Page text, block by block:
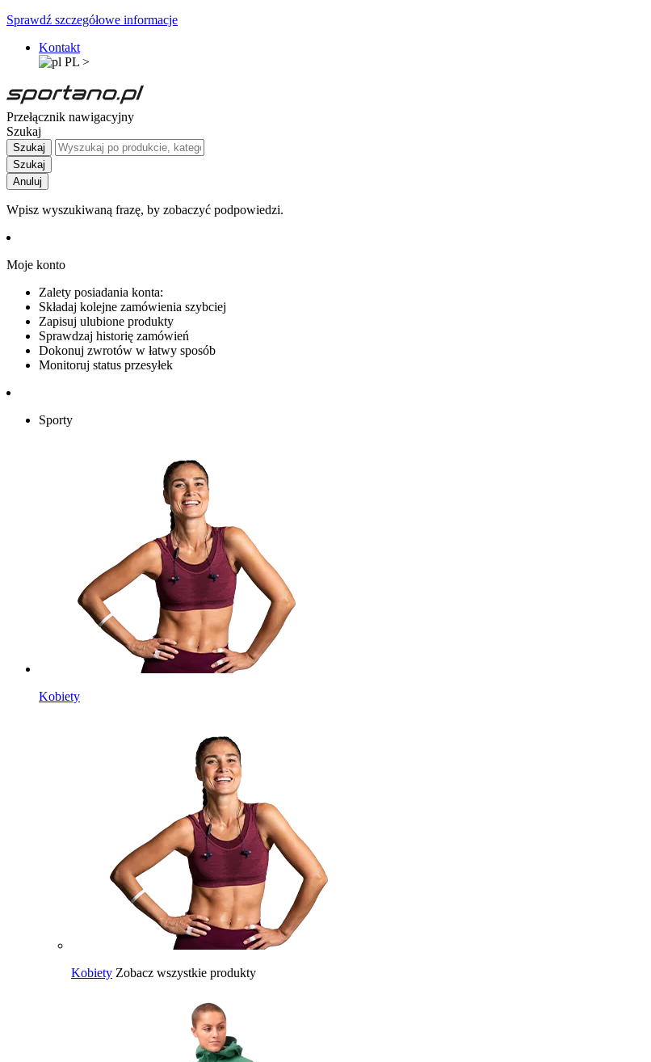
Sprawdź szczegółowe informacje
Kontakt
PL >
Przełącznik nawigacyjny
Szukaj
Szukaj
Szukaj
Anuluj
Wpisz wyszukiwaną frazę, by zobaczyć podpowiedzi.
Moje konto
Zalety posiadania konta:
Składaj kolejne zamówienia szybciej
Zapisuj ulubione produkty
Sprawdzaj historię zamówień
Dokonuj zwrotów w łatwy sposób
Monitoruj status przesyłek
Sporty
Kobiety
Kobiety Zobacz wszystkie produkty